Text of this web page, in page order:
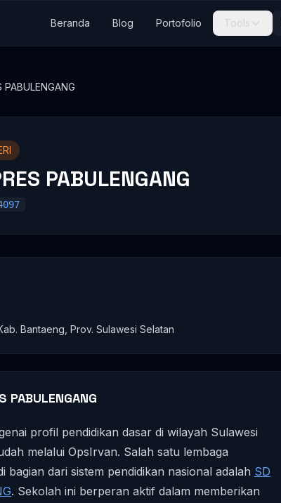
Beranda Blog Portofolio Tools
PABULENGANG
PABULENGANG
Bantaeng, Prov. Sulawesi Selatan
profil pendidikan dasar di wilayah Sulawesi
melalui OpsIrvan. Salah satu lembaga
bagian dari sistem pendidikan nasional adalah SD
. Sekolah ini berperan aktif dalam memberikan